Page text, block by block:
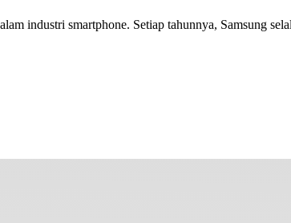
industri smartphone. Setiap tahunnya, Samsung